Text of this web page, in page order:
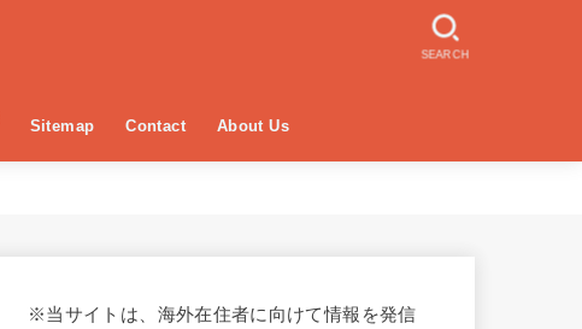
Sitemap Contact About Us
SEARCH
※当サイトは、海外在住者に向けて情報を発信